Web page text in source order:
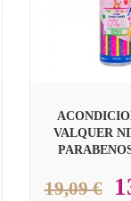
VALQUER
19,09 €